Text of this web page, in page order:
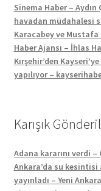
Sinema Haber –
havadan müdahalesi
Karacabey ve Mustafa
Haber Ajansı – İhlas
Kırşehir’den
yapılıyor –
Karışık
Adana kararını verdi
Ankara’da su
yayınladı – Yeni Ankara